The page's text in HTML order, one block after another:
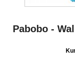
Pabobo -